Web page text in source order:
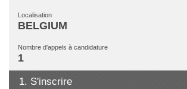
Localisation
BELGIUM
Nombre d'appels à candidature
1
1. S'inscrire